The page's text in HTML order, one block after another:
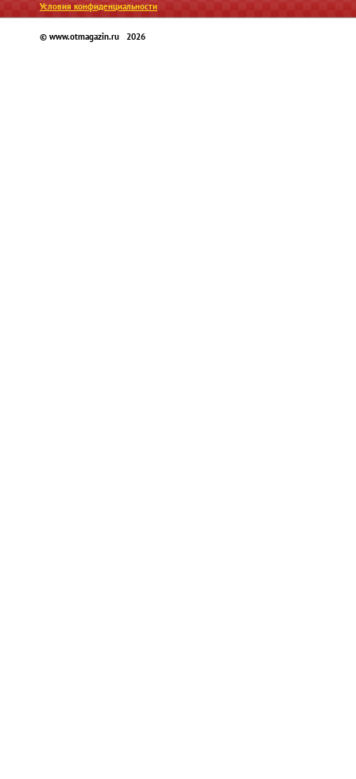
Условия конфиденциальности
© www.otmagazin.ru 2026